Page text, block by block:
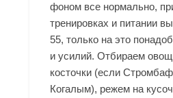
фоном все нормально,
тренировках и питании
55, только на это
и усилий. Отбираем
косточки (если
Когалым), режем на